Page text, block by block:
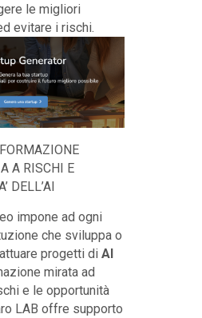
le migliori
evitare i rischi.
A RISCHI E
DELL’AI
impone ad ogni
che sviluppa o
progetti di AI
mirata ad
e le opportunità
LAB offre supporto